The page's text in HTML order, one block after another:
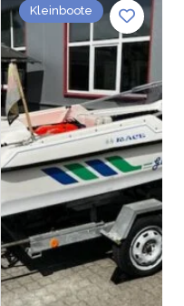
Kleinboote